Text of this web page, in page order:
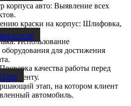
корпуса авто: Выявление всех
краски на корпус: Шлифовка,
ржавчины.
Использование
для достижения
качества работы перед
клиенту.
этап, на котором клиент
автомобиль.